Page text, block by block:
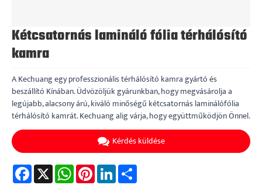
Kétcsatornás lamináló fólia térhálósító
kamra
A Kechuang egy professzionális térhálósító kamra gyártó és
beszállító Kínában. Üdvözöljük gyárunkban, hogy megvásárolja a
legújabb, alacsony árú, kiváló minőségű kétcsatornás laminálófólia
térhálósító kamrát. Kechuang alig várja, hogy együttműködjön Önnel.
Kérdés küldése
Facebook
X WhatsAppPinterestLinkedIn